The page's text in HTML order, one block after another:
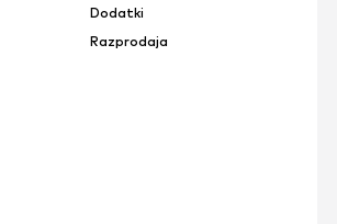
Dodatki
Razprodaja